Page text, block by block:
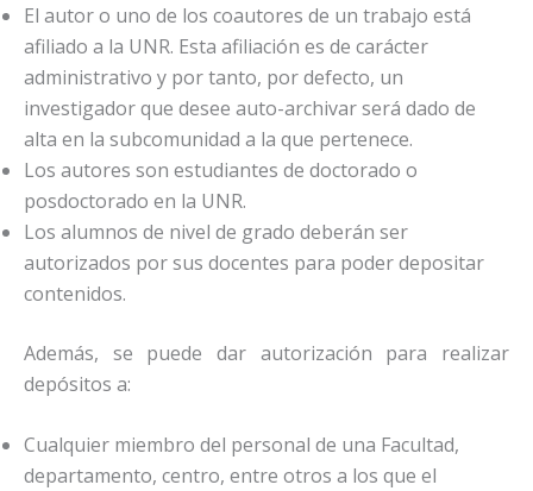
El autor o uno de los coautores de un trabajo está
afiliado a la UNR. Esta afiliación es de carácter
administrativo y por tanto, por defecto, un
investigador que desee auto-archivar será dado de
alta en la subcomunidad a la que pertenece.
Los autores son estudiantes de doctorado o
posdoctorado en la UNR.
Los alumnos de nivel de grado deberán ser
autorizados por sus docentes para poder depositar
contenidos.
Además, se puede dar autorización para realizar
depósitos a:
Cualquier miembro del personal de una Facultad,
departamento, centro, entre otros a los que el